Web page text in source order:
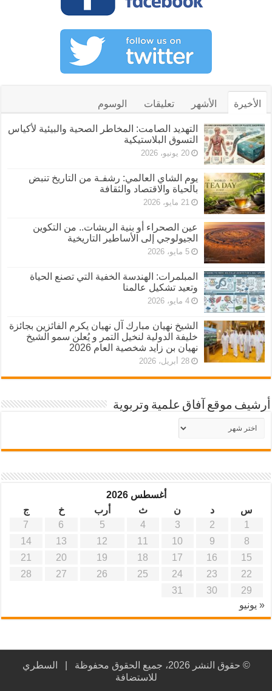
الأخيرة الأشهر تعليقات الوسوم
التهديد الصامت: المخاطر الصحية والبيئية لأكياس
التسوق البلاستيكية
20 يونيو، 2026
يوم الشاي العالمي: رشفـة من التاريخ تنبض
بالحياة والاقتصاد والثقافة
21 مايو، 2026
عين الصحراء أو بنية الريشات.. من التكوين
الجيولوجي إلى الأساطير التاريخية
5 مايو، 2026
المبلمرات: الهندسة الخفية التي تصنع الحياة
وتعيد تشكيل عالمنا
4 مايو، 2026
الشيخ نهيان مبارك آل نهيان يكرم الفائزين بجائزة
خليفة الدولية لنخيل التمر و يُعلن سمو الشيخ
نهيان بن زايد شخصية العام 2026
28 أبريل، 2026
أرشيف موقع آفاق علمية وتربوية
أرشيف
موقع
آفاق
أغسطس 2026
س
د ن ث أرب خ
ج
1
2
3
4
5
6
7
8
9
10
11
12
13
14
15
16
17
18
19
20
21
22
23
24
25
26
27
28
29
30
31
« يونيو
© حقوق النشر 2026، جميع الحقوق محفوظة |
السطري
للاستضافة